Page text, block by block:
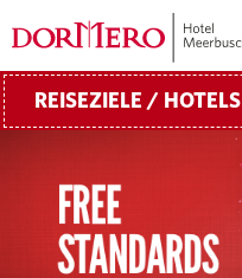
REISEZIELE / HOTELS